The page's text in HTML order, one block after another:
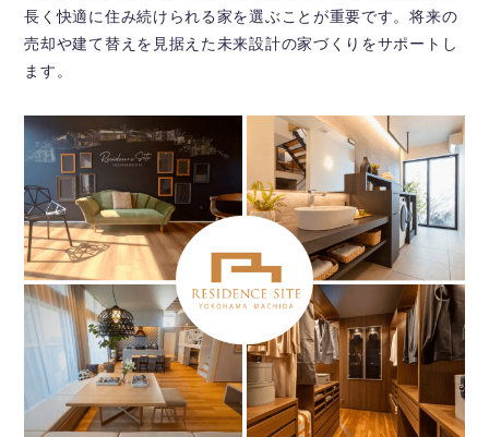
長く快適に住み続けられる家を選ぶことが重要です。将来の
売却や建て替えを見据えた未来設計の家づくりをサポートし
ます。